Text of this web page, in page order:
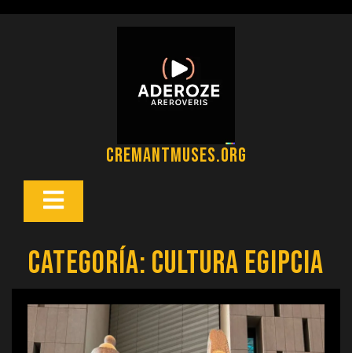
cremantmuses.org
Botón
Categoría: cultura egipcia